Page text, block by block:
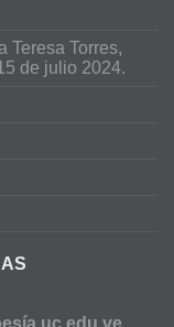
Teresa Torres,
de julio 2024.